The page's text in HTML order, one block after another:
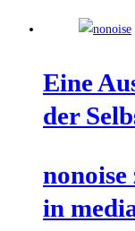
Eine
der
in